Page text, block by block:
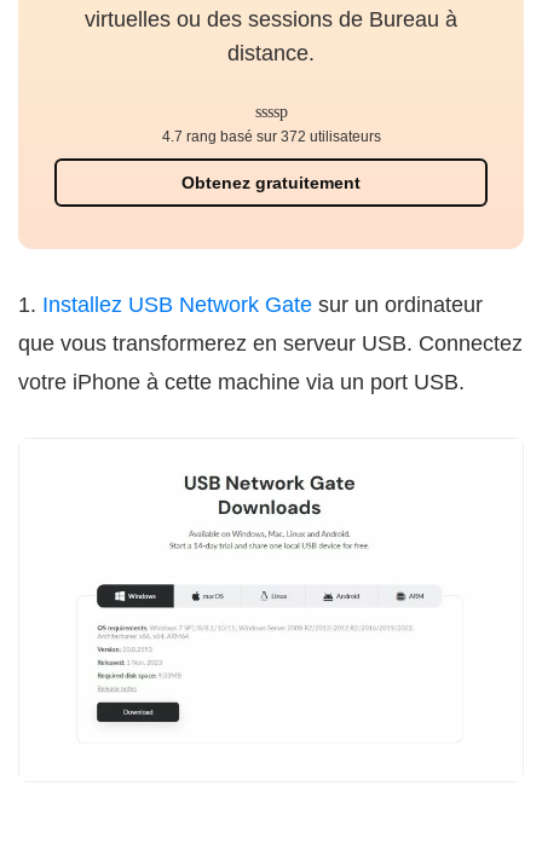
virtuelles ou des sessions de Bureau à
distance.
Obtenez gratuitement
4.7 rang basé sur 372 utilisateurs
1. Installez USB Network Gate sur un ordinateur
que vous transformerez en serveur USB. Connectez
votre iPhone à cette machine via un port USB.